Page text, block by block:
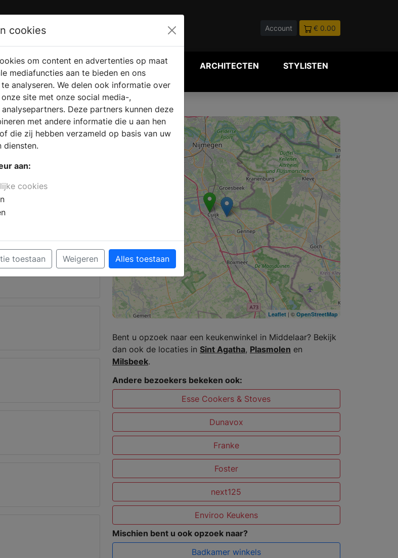
Account € 0.00
VERKOOPLOCATIE
VINDEN
WEBSHOP ARCHITECTEN STYLISTEN
? In de showroom
een keuken in
u informeren over de
werkbladen en
ervaren team worden
+
Leaflet| © OpenStreetMap
Bent u opzoek naar een keukenwinkel in Middelaar? Bekijk
dan ook de locaties in Sint Agatha, Plasmolen en
Milsbeek.
Andere bezoekers bekeken ook:
Esse Cookers & Stoves
Dunavox
Franke
Foster
next125
Enviroo Keukens
Mischien bent u ook opzoek naar?
Badkamer winkels
cookies
om content en advertenties op maat
mediafuncties aan te bieden en ons
analyseren. We delen ook informatie over
site met onze social media-,
Deze partners kunnen deze
met andere informatie die u aan hen
die zij hebben verzameld op basis van uw
diensten.
aan:
cookies
toestaan Weigeren Alles toestaan